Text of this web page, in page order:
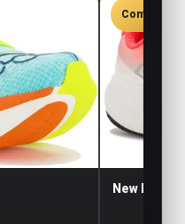
Confort
New